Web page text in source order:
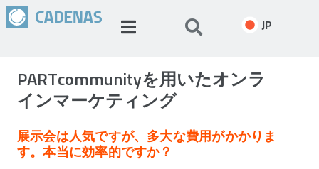
JP
PARTcommunityを用いたオンラ
インマーケティング
展示会は人気ですが、多大な費用がかかりま
す。本当に効率的ですか？